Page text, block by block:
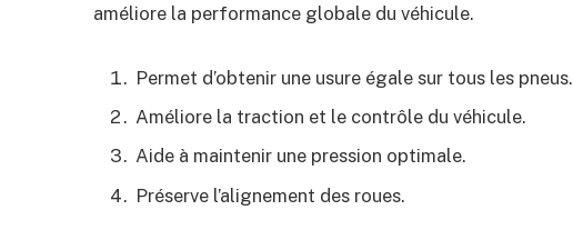
améliore la performance globale du véhicule.
Permet d’obtenir une usure égale sur tous les pneus.
Améliore la traction et le contrôle du véhicule.
Aide à maintenir une pression optimale.
Préserve l’alignement des roues.